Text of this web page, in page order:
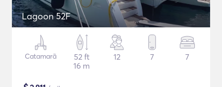
Lagoon 52F
Catamarã
52 ft
16 m
12 7 7